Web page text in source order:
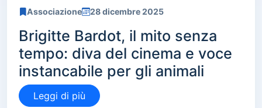
Associazione 28 dicembre 2025
Brigitte Bardot, il mito senza
tempo: diva del cinema e voce
instancabile per gli animali
Leggi di più